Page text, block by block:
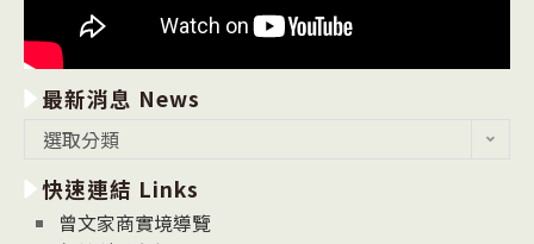
最新消息 News
消
息
選取分類
快速連結 Links
曾文家商實境導覽